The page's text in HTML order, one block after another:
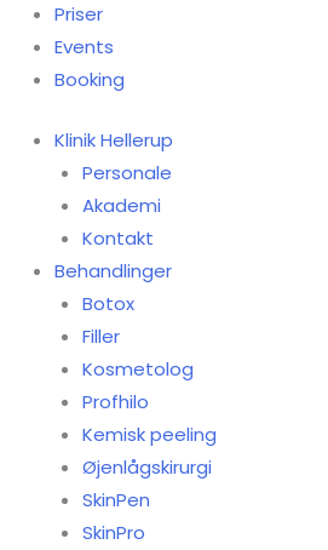
Priser
Events
Booking
Klinik Hellerup
Personale
Akademi
Kontakt
Behandlinger
Botox
Filler
Kosmetolog
Profhilo
Kemisk peeling
Øjenlågskirurgi
SkinPen
SkinPro